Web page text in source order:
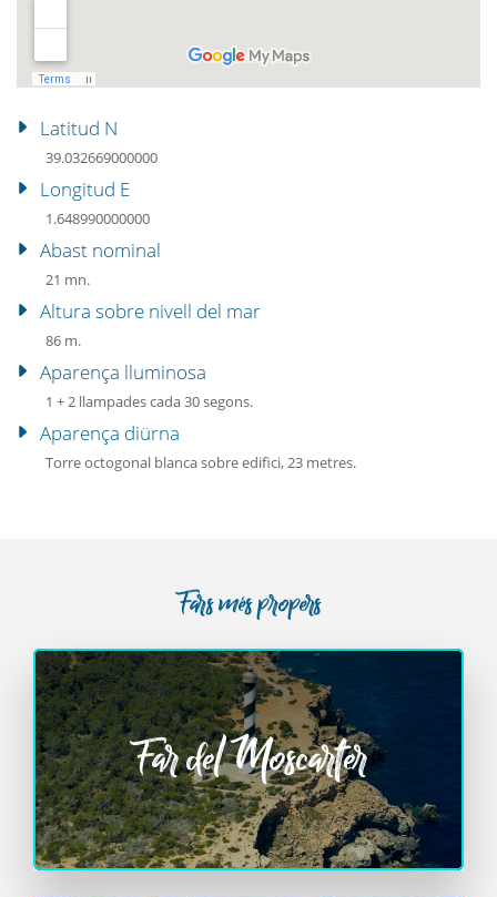
Latitud N
39.032669000000
Longitud E
1.648990000000
Abast nominal
21 mn.
Altura sobre nivell del mar
86 m.
Aparença lluminosa
1 + 2 llampades cada 30 segons.
Aparença diürna
Torre octogonal blanca sobre edifici, 23 metres.
Fars més propers
Far del Moscarter